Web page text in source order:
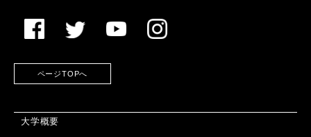
ページTOPへ
大学概要